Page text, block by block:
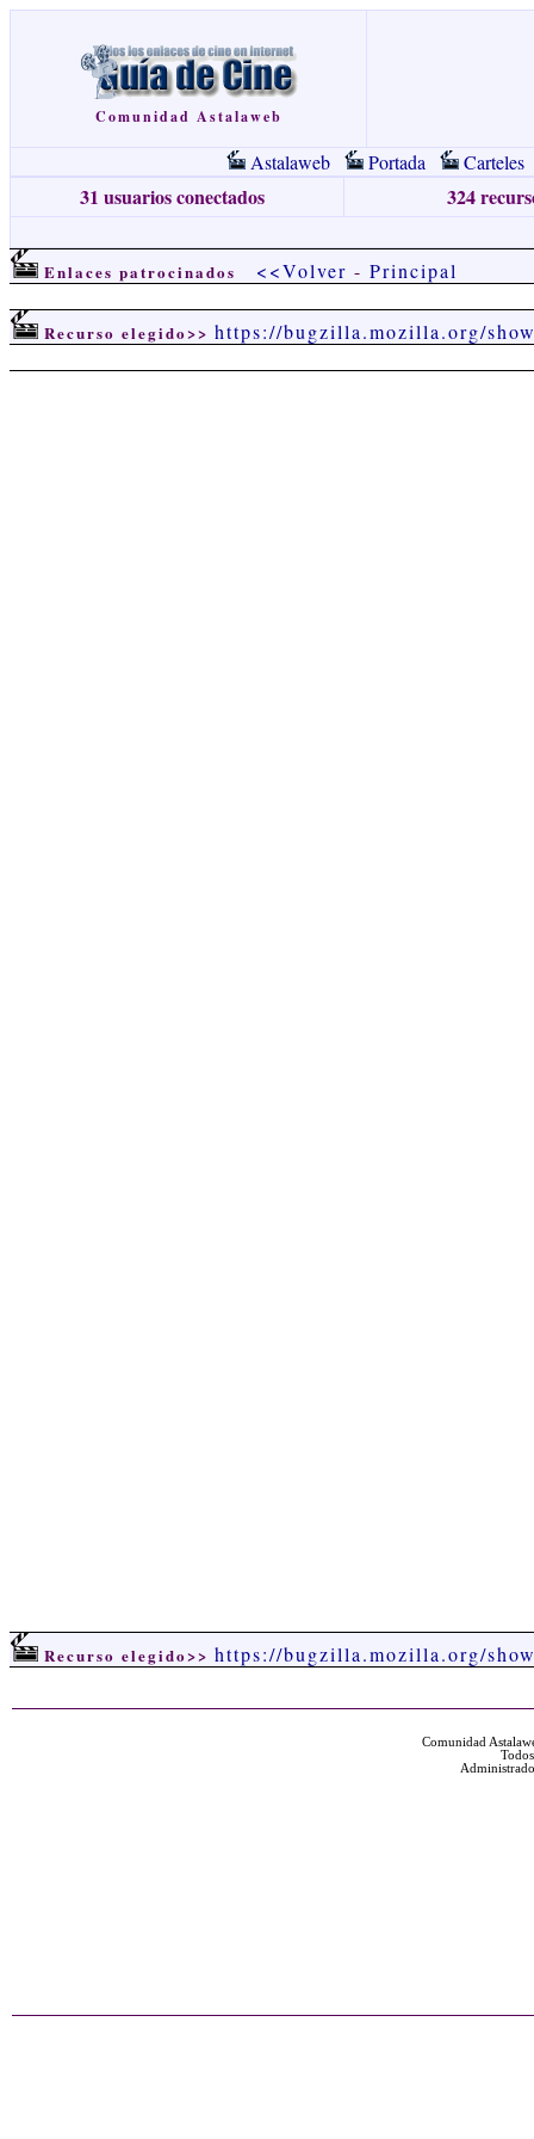
Comunidad Astalaweb
Astalaweb Portada Carteles
31 usuarios conectados 324
Enlaces patrocinados <<Volver - Principal
Recurso elegido>> https://bugzilla.mozilla.org/
Recurso elegido>> https://bugzilla.mozilla.org/
Comunidad